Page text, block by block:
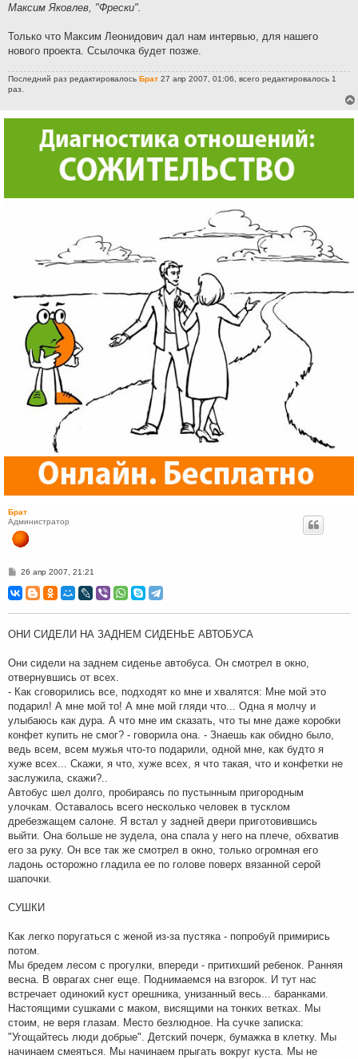
Максим Яковлев, "Фрески".
Только что Максим Леонидович дал нам интервью, для нашего
нового проекта. Ссылочка будет позже.
Последний раз редактировалось Брат 27 апр 2007, 01:06, всего редактировалось 1
раз.
Брат
Администратор
С
о
б
н
и
26 апр 2007, 21:21
ОНИ СИДЕЛИ НА ЗАДНЕМ СИДЕНЬЕ АВТОБУСА
Они сидели на заднем сиденье автобуса. Он смотрел в окно,
отвернувшись от всех.
- Как сговорились все, подходят ко мне и хвалятся: Мне мой это
подарил! А мне мой то! А мне мой гляди что... Одна я молчу и
улыбаюсь как дура. А что мне им сказать, что ты мне даже коробки
конфет купить не смог? - говорила она. - Знаешь как обидно было,
ведь всем, всем мужья что-то подарили, одной мне, как будто я
хуже всех... Скажи, я что, хуже всех, я что такая, что и конфетки не
заслужила, скажи?..
Автобус шел долго, пробираясь по пустынным пригородным
улочкам. Оставалось всего несколько человек в тусклом
дребезжащем салоне. Я встал у задней двери приготовившись
выйти. Она больше не зудела, она спала у него на плече, обхватив
его за руку. Он все так же смотрел в окно, только огромная его
ладонь осторожно гладила ее по голове поверх вязанной серой
шапочки.
СУШКИ
Как легко поругаться с женой из-за пустяка - попробуй примирись
потом.
Мы бредем лесом с прогулки, впереди - притихший ребенок. Ранняя
весна. В оврагах снег еще. Поднимаемся на взгорок. И тут нас
встречает одинокий куст орешника, унизанный весь... баранками.
Настоящими сушками с маком, висящими на тонких ветках. Мы
стоим, не веря глазам. Место безлюдное. На сучке записка:
"Угощайтесь люди добрые". Детский почерк, бумажка в клетку. Мы
начинаем смеяться. Мы начинаем прыгать вокруг куста. Мы не